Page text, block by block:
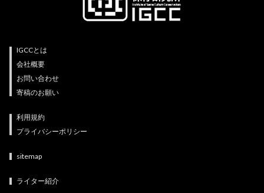
IGCCとは
会社概要
お問い合わせ
寄稿のお願い
利用規約
プライバシーポリシー
sitemap
ライター紹介